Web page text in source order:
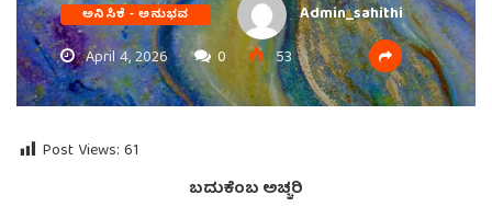
ಅನಿಸಿಕೆ - ಅನುಭವ
Admin_sahithi
April 4, 2026
0 53
Post Views: 61
ಬದುಕೆಂಬ ಅಚ್ಚರಿ